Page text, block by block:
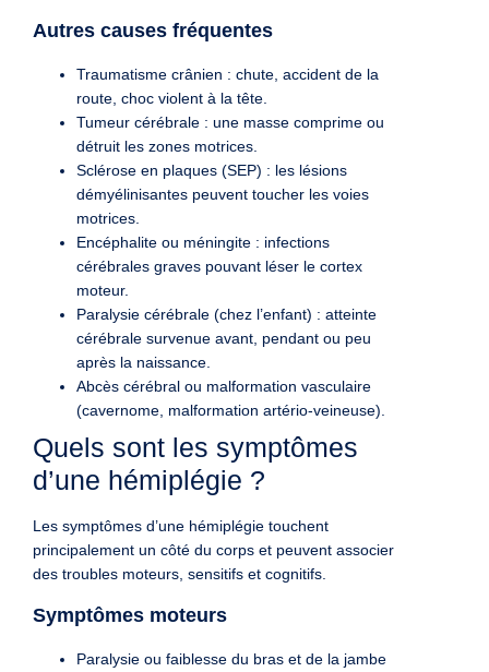
Autres causes fréquentes
Traumatisme crânien : chute, accident de la
route, choc violent à la tête.
Tumeur cérébrale : une masse comprime ou
détruit les zones motrices.
Sclérose en plaques (SEP) : les lésions
démyélinisantes peuvent toucher les voies
motrices.
Encéphalite ou méningite : infections
cérébrales graves pouvant léser le cortex
moteur.
Paralysie cérébrale (chez l’enfant) : atteinte
cérébrale survenue avant, pendant ou peu
après la naissance.
Abcès cérébral ou malformation vasculaire
(cavernome, malformation artério-veineuse).
Quels sont les symptômes
d’une hémiplégie ?
Les symptômes d’une hémiplégie touchent
principalement un côté du corps et peuvent associer
des troubles moteurs, sensitifs et cognitifs.
Symptômes moteurs
Paralysie ou faiblesse du bras et de la jambe